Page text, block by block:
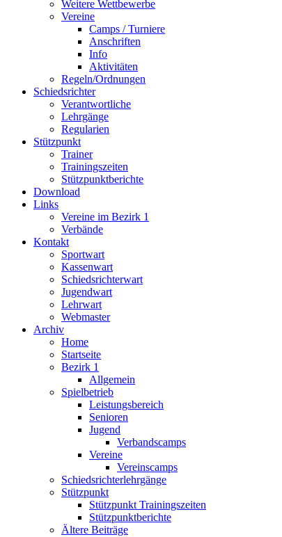
Weitere Wettbewerbe
Vereine
Camps / Turniere
Anschriften
Info
Aktivitäten
Regeln/Ordnungen
Schiedsrichter
Verantwortliche
Lehrgänge
Regularien
Stützpunkt
Trainer
Trainingszeiten
Stützpunktberichte
Download
Links
Vereine im Bezirk 1
Verbände
Kontakt
Sportwart
Kassenwart
Schiedsrichterwart
Jugendwart
Lehrwart
Webmaster
Archiv
Home
Startseite
Bezirk 1
Allgemein
Spielbetrieb
Leistungsbereich
Senioren
Jugend
Verbandscamps
Vereine
Vereinscamps
Schiedsrichterlehrgänge
Stützpunkt
Stützpunkt Trainingszeiten
Stützpunktberichte
Ältere Beiträge